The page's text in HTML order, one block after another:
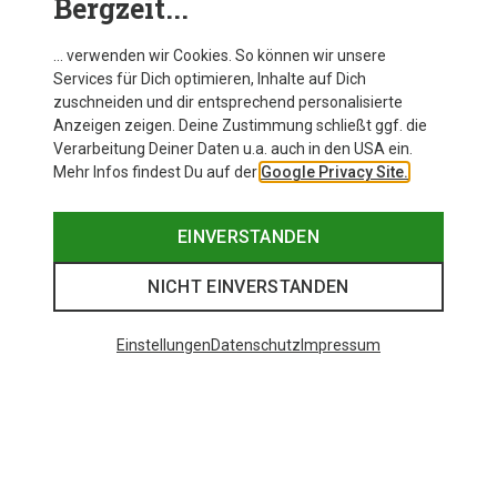
Bergzeit...
… verwenden wir Cookies. So können wir unsere
Services für Dich optimieren, Inhalte auf Dich
zuschneiden und dir entsprechend personalisierte
Anzeigen zeigen. Deine Zustimmung schließt ggf. die
Verarbeitung Deiner Daten u.a. auch in den USA ein.
Mehr Infos findest Du auf der Google Privacy Site.
EINVERSTANDEN
NICHT EINVERSTANDEN
EinstellungenDatenschutz Impressum